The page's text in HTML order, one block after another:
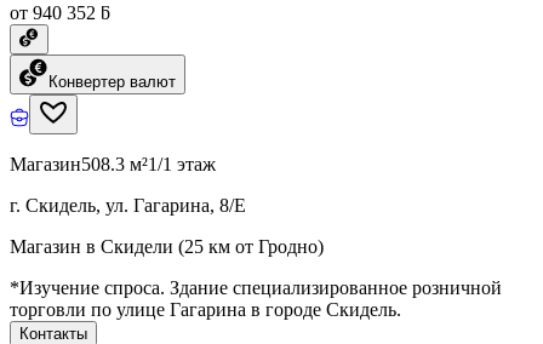
от 940 352 ƃ
Конвертер валют
Магазин508.3 м²1/1 этаж
г. Скидель, ул. Гагарина, 8/Е
Магазин в Скидели (25 км от Гродно)
*Изучение спроса. Здание специализированное розничной
торговли по улице Гагарина в городе Скидель.
Контакты